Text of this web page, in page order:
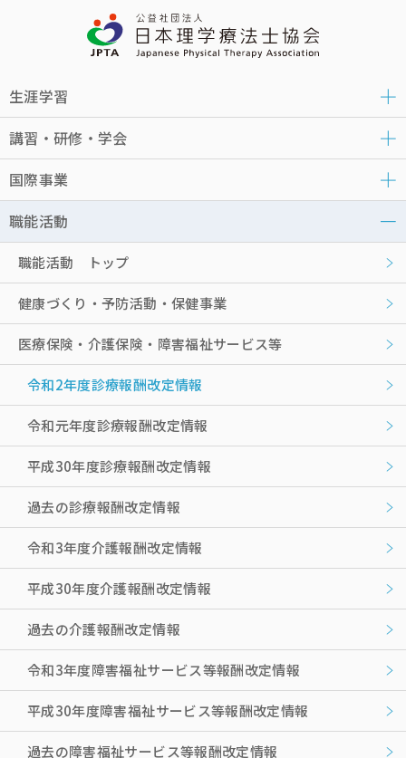
生涯学習
講習・研修・学会
国際事業
職能活動
職能活動 トップ
健康づくり・予防活動・保健事業
医療保険・介護保険・障害福祉サービス等
令和2年度診療報酬改定情報
令和元年度診療報酬改定情報
平成30年度診療報酬改定情報
過去の診療報酬改定情報
令和3年度介護報酬改定情報
平成30年度介護報酬改定情報
過去の介護報酬改定情報
令和3年度障害福祉サービス等報酬改定情報
平成30年度障害福祉サービス等報酬改定情報
過去の障害福祉サービス等報酬改定情報